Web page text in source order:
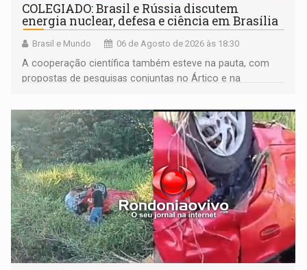
COLEGIADO: Brasil e Rússia discutem
energia nuclear, defesa e ciência em Brasília
Brasil e Mundo 06 de Agosto de 2026 às 18:30
A cooperação científica também esteve na pauta, com
propostas de pesquisas conjuntas no Ártico e na